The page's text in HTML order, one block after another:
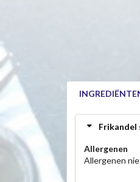
Frikandel
Allergenen
Allergenen